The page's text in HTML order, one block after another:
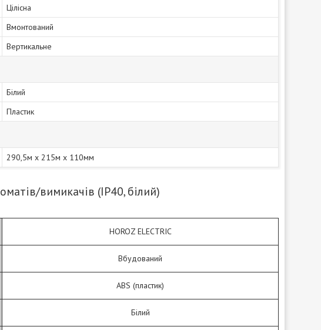
Цілісна
Вмонтований
Вертикальне
Білий
Пластик
290,5м x 215м x 110мм
вимикачів (ІР40, білий)
HOROZ ELECTRIC
Вбудований
ABS (пластик)
Білий